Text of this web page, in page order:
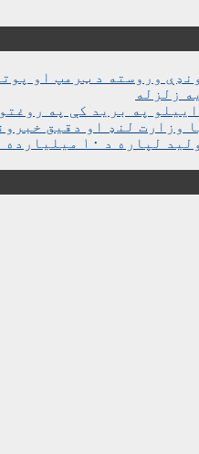
وروسته د ټرمپ او
زلزله
باندې د ۱۵ کسانو په ګډون څلور
وزارت لنډ او دقیق